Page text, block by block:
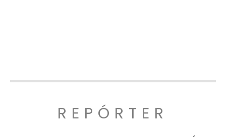
REPÓRTER